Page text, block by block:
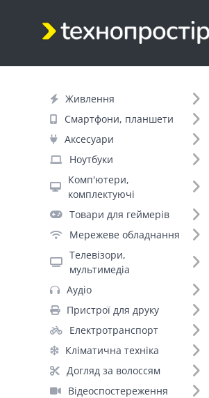
Живлення
Смартфони, планшети
Аксесуари
Ноутбуки
Комп'ютери,
комплектуючі
Товари для геймерів
Мережеве обладнання
Телевізори,
мультимедіа
Аудіо
Пристрої для друку
Електротранспорт
Кліматична техніка
Догляд за волоссям
Відеоспостереження
Фільтр
Днів до відправки (5)
Бренд (35)
Xiaomi_ (139)
OnePlus (+188)
Apple (+178)
Samsung_ (+170)
Xiaomi (+156)
Samsung (+133)
Google (+130)